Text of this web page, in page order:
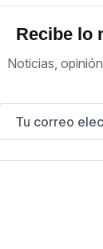
Recibe lo
Noticias,